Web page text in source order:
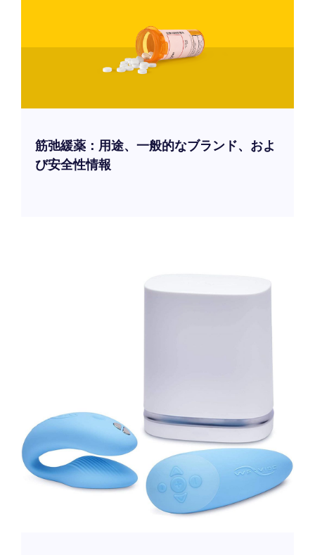
筋弛緩薬：用途、一般的なブランド、およ
び安全性情報